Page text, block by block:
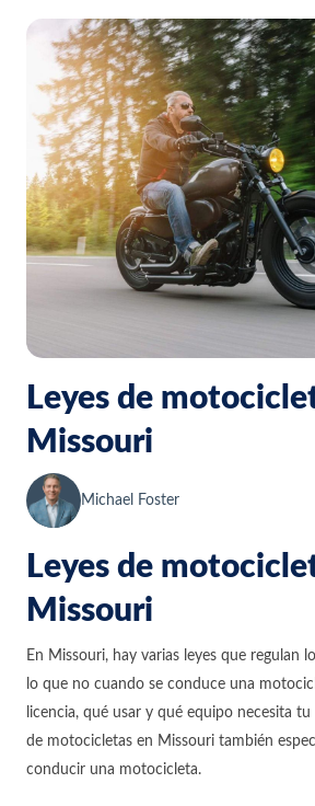
Leyes de
Missouri
Michael Foster
Leyes de
Missouri
En Missouri, hay varias leyes que regulan
lo que no cuando se conduce una
licencia, qué usar y qué equipo necesita
de motocicletas en Missouri también
conducir una motocicleta.